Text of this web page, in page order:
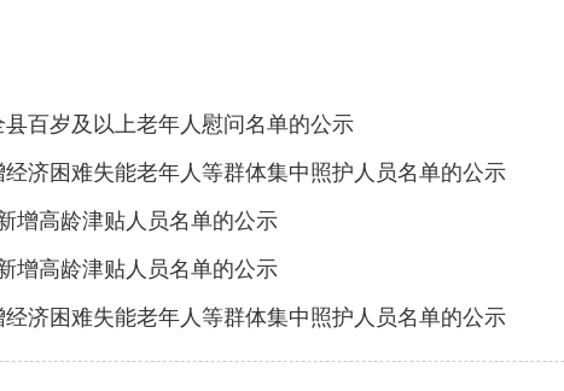
百岁及以上老年人慰问名单的公示
济困难失能老年人等群体集中照护人员名单的公示
增高龄津贴人员名单的公示
增高龄津贴人员名单的公示
济困难失能老年人等群体集中照护人员名单的公示